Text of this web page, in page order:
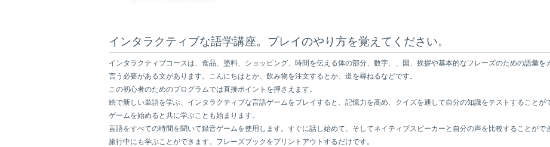
インタラクティブな語学講座。プレイのやり方を覚えてください。
インタラクティブコースは、食品、塗料、ショッピング、時間を伝える体の部分、数字、、国、挨拶や基本的なフレーズのための語彙を
言う必要がある文があります。こんにちはとか、飲み物を注文するとか、道を尋ねるなどです。
この初心者のためのプログラムでは直接ポイントを押さえます。
絵で新しい単語を学ぶ、インタラクティブな言語ゲームをプレイすると、記憶力を高め、クイズを通して自分の知識をテストすることが
ゲームを始めると共に学ぶことも始まります。
言語をすべての時間を聞いて録音ゲームを使用します。すぐに話し始めて、そしてネイティブスピーカーと自分の声を比較することがで
旅行中にも学ぶことができます。フレーズブックをプリントアウトするだけです。